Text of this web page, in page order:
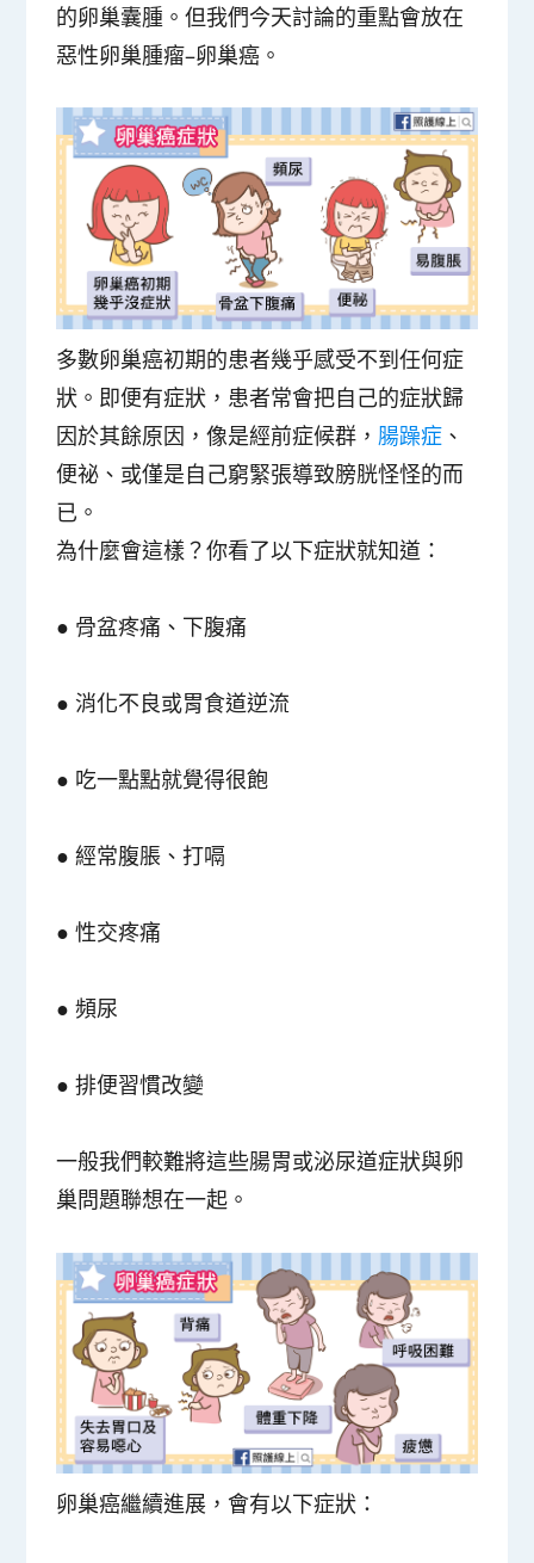
的卵巢囊腫。但我們今天討論的重點會放在
惡性卵巢腫瘤–卵巢癌。
多數卵巢癌初期的患者幾乎感受不到任何症
狀。即便有症狀，患者常會把自己的症狀歸
因於其餘原因，像是經前症候群，腸躁症 、
便祕、或僅是自己窮緊張導致膀胱怪怪的而
已。
為什麼會這樣？你看了以下症狀就知道：
● 骨盆疼痛、下腹痛
● 消化不良或胃食道逆流
● 吃一點點就覺得很飽
● 經常腹脹、打嗝
● 性交疼痛
● 頻尿
● 排便習慣改變
一般我們較難將這些腸胃或泌尿道症狀與卵
巢問題聯想在一起。
卵巢癌繼續進展，會有以下症狀：